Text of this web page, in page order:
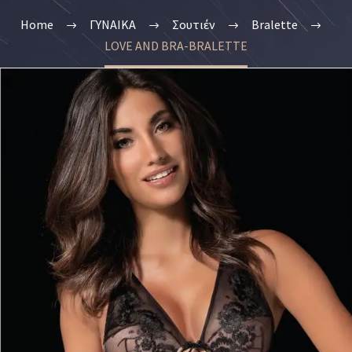
Home ΓΥΝΑΙΚΑ Σουτιέν
Bralette
LOVE AND BRA-BRALETTE